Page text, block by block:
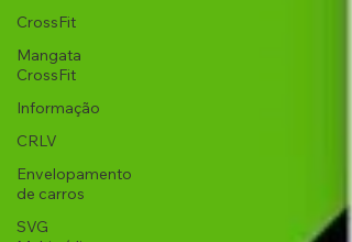
CrossFit
Mangata
CrossFit
Informação
CRLV
Envelopamento
de carros
SVG